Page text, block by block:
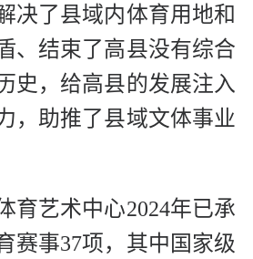
决了县域内体育用地和
、结束了高县没有综合
史，给高县的发展注入
，助推了县域文体事业
育艺术中心2024年已承
赛事37项，其中国家级